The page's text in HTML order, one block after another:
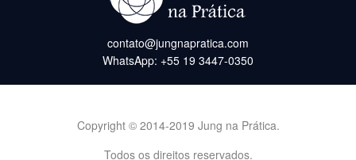
contato@jungnapratica.com
WhatsApp: +55 19 3447-0350
Copyright © 2014-2019 Jung na Prática.
Todos os direitos reservados.